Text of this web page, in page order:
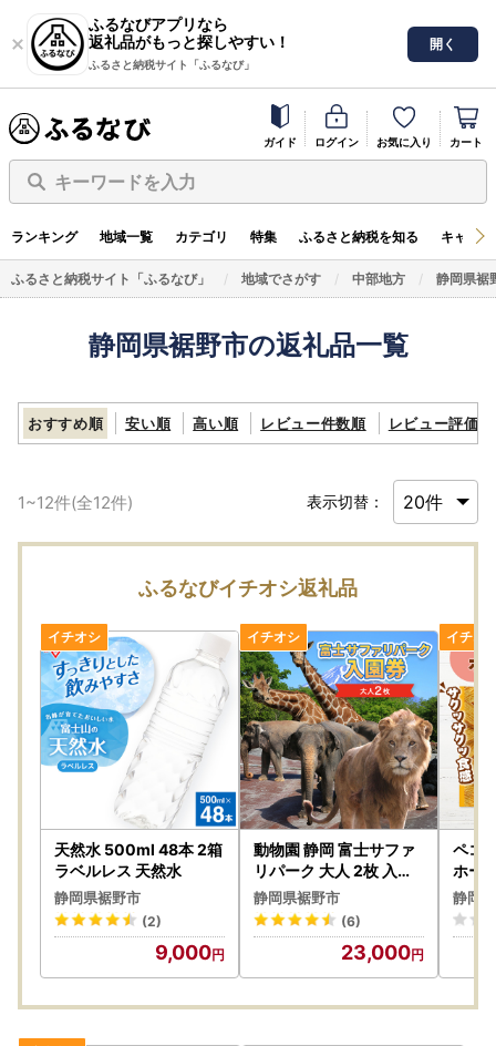
ふるなびアプリなら
返礼品がもっと探しやすい！
ふるさと納税サイト「ふるなび」
開く
ガイド ログイン お気に入り カート
キーワードを入力
ランキング 地域一覧 カテゴリ 特集 ふるさと納税を知る キャン
ふるさと納税サイト「ふるなび」 地域でさがす 中部地方 静岡県裾
静岡県裾野市の返礼品一覧
おすすめ順 安い順 高い順 レビュー件数順 レビュー評価順
1~12件(全12件) 表示切替：
ふるなびイチオシ返礼品
天然水 500ml 48本 2箱
ラベルレス 天然水
静岡県裾野市
(2)
9,000
動物園 静岡 富士サファ
リパーク 大人 2枚 入場
券 ペア ペアチケット サ
ファリパーク 動物 子供
家族 お出かけ チケット
券 ギフト券 体験チケッ
ト ギフト プレゼント 贈
静岡県裾野市
(6)
23,000
ペコ
ホー
家
静岡